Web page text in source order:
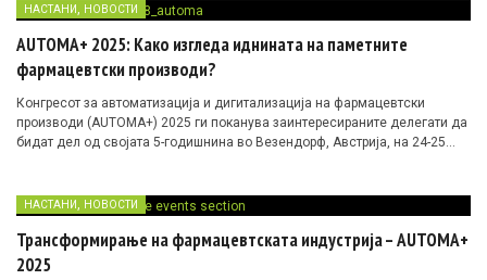
индустријата ќе споделат најнови стратегии за интеграција на AI во
целиот синџир на вредност – од пакување до клинички испитувања.
НАСТАНИ, НОВОСТИ
AUTOMA+ 2025: Како изгледа иднината на паметните
фармацевтски производи?
Конгресот за автоматизација и дигитализација на фармацевтски
производи (AUTOMA+) 2025 ги поканува заинтересираните делегати да
бидат дел од својата 5-годишнина во Везендорф, Австрија, на 24-25
интелигенција.
НАСТАНИ, НОВОСТИ
Трансформирање на фармацевтската индустрија – AUTOMA+
2025